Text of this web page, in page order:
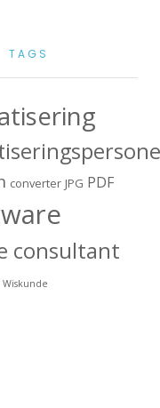
TAGS
converter JPG PDF
consultant
Wiskunde